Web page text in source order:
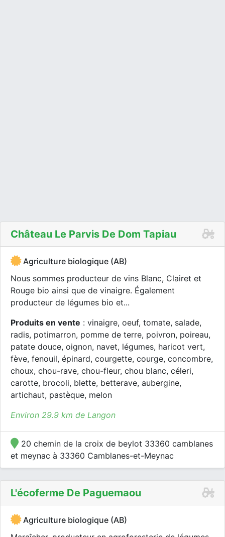
Château Le Parvis De Dom Tapiau
Agriculture biologique (AB)
Nous sommes producteur de vins Blanc, Clairet et
Rouge bio ainsi que de vinaigre. Également
producteur de légumes bio et...
Produits en vente : vinaigre, oeuf, tomate, salade,
radis, potimarron, pomme de terre, poivron, poireau,
patate douce, oignon, navet, légumes, haricot vert,
fève, fenouil, épinard, courgette, courge, concombre,
choux, chou-rave, chou-fleur, chou blanc, céleri,
carotte, brocoli, blette, betterave, aubergine,
artichaut, pastèque, melon
Environ 29.9 km de Langon
20 chemin de la croix de beylot 33360 camblanes
et meynac à 33360 Camblanes-et-Meynac
L'écoferme De Paguemaou
Agriculture biologique (AB)